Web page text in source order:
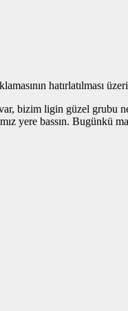
hatırlatılması
bizim ligin güzel grubu
yere bassın. Bugünkü